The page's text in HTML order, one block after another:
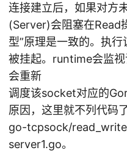
连接建立后，如果对方
(Server)会阻塞在Read
型”原理是一致的。执
被挂起。runtime会监
会重新
调度该socket对应的
原因，这里就不列代码
go-tcpsock/
server1.go。